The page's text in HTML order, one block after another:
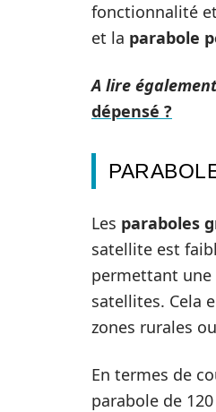
fonctionnalité
et la parabole
A lire
dépensé ?
Les paraboles
satellite est
permettant une
satellites. Cela
zones rurales
En termes de
parabole de